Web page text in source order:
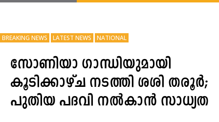
BREAKING NEWS LATEST NEWS NATIONAL
സോണിയാ ഗാന്ധിയുമായി
കൂടിക്കാഴ്ച നടത്തി ശശി തരൂര്‍;
പുതിയ പദവി നൽകാൻ സാധ്യത